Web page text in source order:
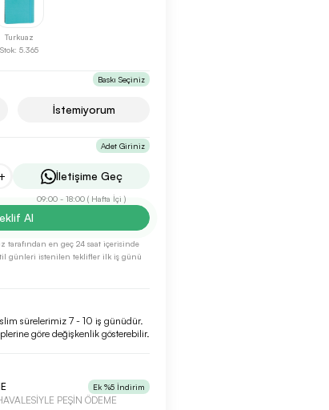
Turkuaz
Stok: 5.365
Baskı Seçiniz
İstemiyorum
Adet Giriniz
İletişime Geç
09:00 - 18:00 ( Hafta İçi )
Al
tarafından en geç 24 saat içerisinde
günleri istenilen teklifler ilk iş günü
sürelerimiz 7 - 10 iş günüdür.
göre değişkenlik gösterebilir.
Ek %5 İndirim
PEŞİN ÖDEME